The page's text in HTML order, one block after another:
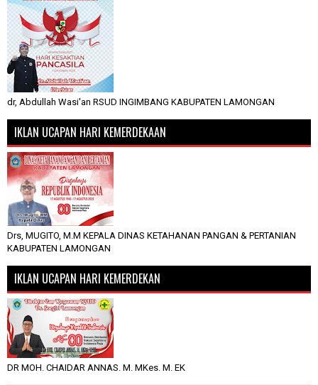
dr, Abdullah Wasi'an RSUD INGIMBANG KABUPATEN LAMONGAN
IKLAN UCAPAN HARI KEMERDEKAAN
Drs, MUGITO, M.M KEPALA DINAS KETAHANAN PANGAN & PERTANIAN
KABUPATEN LAMONGAN
IKLAN UCAPAN HARI KEMERDEKAN
DR MOH. CHAIDAR ANNAS. M. MKes. M. EK